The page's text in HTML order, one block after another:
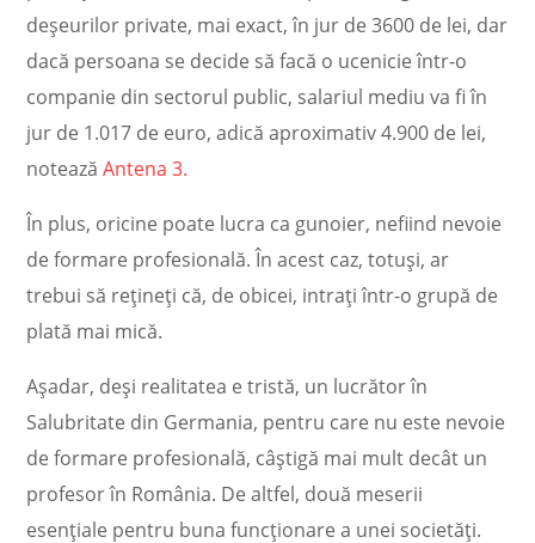
deșeurilor private, mai exact, în jur de 3600 de lei, dar
dacă persoana se decide să facă o ucenicie într-o
companie din sectorul public, salariul mediu va fi în
jur de 1.017 de euro, adică aproximativ 4.900 de lei,
noteazăAntena 3.
În plus, oricine poate lucra ca gunoier, nefiind nevoie
de formare profesională. În acest caz, totuși, ar
trebui să rețineți că, de obicei, intrați într-o grupă de
plată mai mică.
Așadar, deși realitatea e tristă, un lucrător în
Salubritate din Germania, pentru care nu este nevoie
de formare profesională, câștigă mai mult decât un
profesor în România. De altfel, două meserii
esențiale pentru buna funcționare a unei societăți.